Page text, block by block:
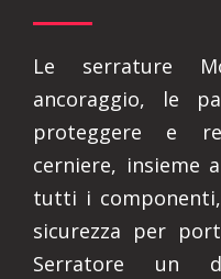
Le serrature
ancoraggio, le
proteggere e
cerniere, insieme
tutti i
sicurezza per
Serratore un